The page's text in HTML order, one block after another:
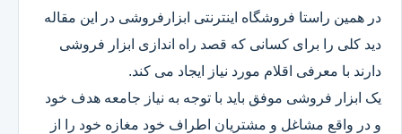
در همین راستا فروشگاه اینترنتی ابزارفروشی در این مقاله
دید کلی را برای کسانی که قصد راه اندازی ابزار فروشی
دارند با معرفی اقلام مورد نیاز ایجاد می کند.
یک ابزار فروشی موفق باید با توجه به نیاز جامعه هدف خود
و در واقع مشاغل و مشتریان اطراف خود مغازه خود را از